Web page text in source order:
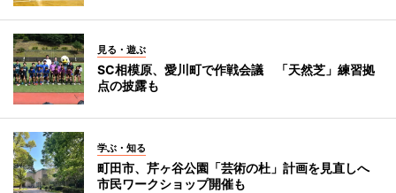
見る・遊ぶ
SC相模原、愛川町で作戦会議 「天然芝」練習拠
点の披露も
学ぶ・知る
町田市、芹ヶ谷公園「芸術の杜」計画を見直しへ
市民ワークショップ開催も